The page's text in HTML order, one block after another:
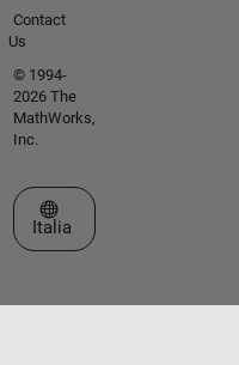
Contact
Us
© 1994-
2026 The
MathWorks,
Inc.
Seleziona un sito web
Italia